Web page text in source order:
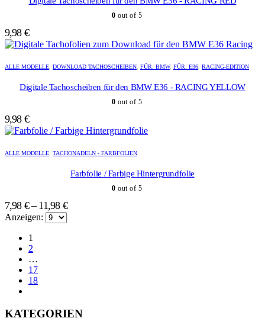
0 out of 5
9,98 €
ALLE MODELLE DOWNLOAD TACHOSCHEIBEN FÜR: BMW, FÜR: E36 RACING-EDITION
Digitale Tachoscheiben für den BMW E36 - RACING YELLOW
0 out of 5
9,98 €
Produkt
Die
Optionen
Produktseite
gewählt
werden
Produkt
Die
Optionen
Produktseite
gewählt
werden
ALLE MODELLE TACHONADELN - FARBFOLIEN
Farbfolie / Farbige Hintergrundfolie
0 out of 5
7,98 €–11,98 €
Anzeigen:
1
2
…
17
18
KATEGORIEN